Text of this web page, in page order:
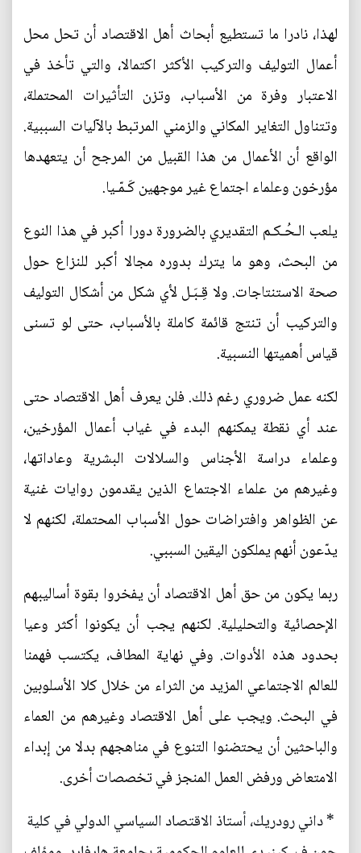
لهذا، نادرا ما تستطيع أبحاث أهل الاقتصاد أن تحل محل
أعمال التوليف والتركيب الأكثر اكتمالا، والتي تأخذ في
الاعتبار وفرة من الأسباب، وتزن التأثيرات المحتملة،
وتتناول التغاير المكاني والزمني المرتبط بالآليات السببية.
الواقع أن الأعمال من هذا القبيل من المرجح أن يتعهدها
مؤرخون وعلماء اجتماع غير موجهين كَـمّـيا.
يلعب الـحُـكـم التقديري بالضرورة دورا أكبر في هذا النوع
من البحث، وهو ما يترك بدوره مجالا أكبر للنزاع حول
صحة الاستنتاجات. ولا قِـبَـل لأي شكل من أشكال التوليف
والتركيب أن تنتج قائمة كاملة بالأسباب، حتى لو تسنى
قياس أهميتها النسبية.
لكنه عمل ضروري رغم ذلك. فلن يعرف أهل الاقتصاد حتى
عند أي نقطة يمكنهم البدء في غياب أعمال المؤرخين،
وعلماء دراسة الأجناس والسلالات البشرية وعاداتها،
وغيرهم من علماء الاجتماع الذين يقدمون روايات غنية
عن الظواهر وافتراضات حول الأسباب المحتملة، لكنهم لا
يدّعون أنهم يملكون اليقين السببي.
ربما يكون من حق أهل الاقتصاد أن يفخروا بقوة أساليبهم
الإحصائية والتحليلية. لكنهم يجب أن يكونوا أكثر وعيا
بحدود هذه الأدوات. وفي نهاية المطاف، يكتسب فهمنا
للعالم الاجتماعي المزيد من الثراء من خلال كلا الأسلوبين
في البحث. ويجب على أهل الاقتصاد وغيرهم من العماء
والباحثين أن يحتضنوا التنوع في مناهجهم بدلا من إبداء
الامتعاض ورفض العمل المنجز في تخصصات أخرى.
* داني رودريك، أستاذ الاقتصاد السياسي الدولي في كلية